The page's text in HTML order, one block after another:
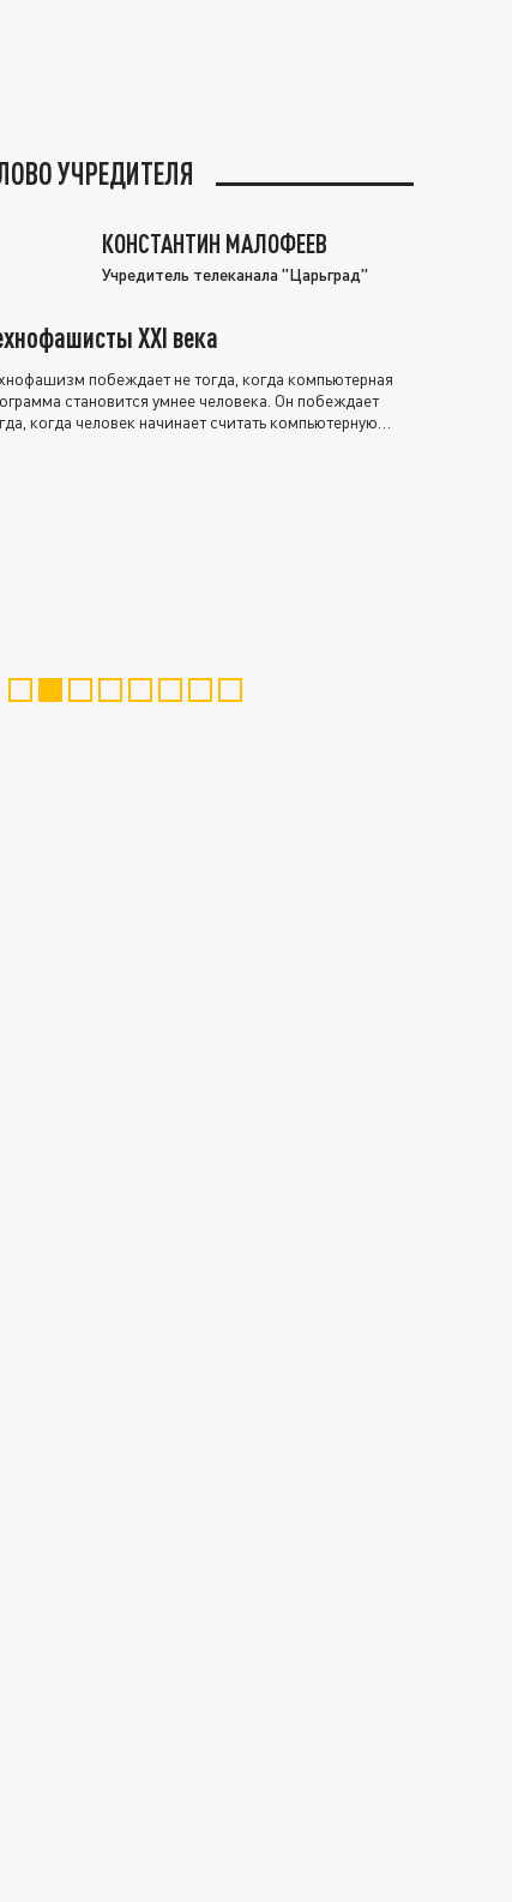
УЧРЕДИТЕЛЯ
КОНСТАНТИН МАЛОФЕЕВ
Учредитель телеканала "Царьград"
XXI века
побеждает не тогда, когда компьютерная
становится умнее человека. Он побеждает
когда человек начинает считать компьютерную